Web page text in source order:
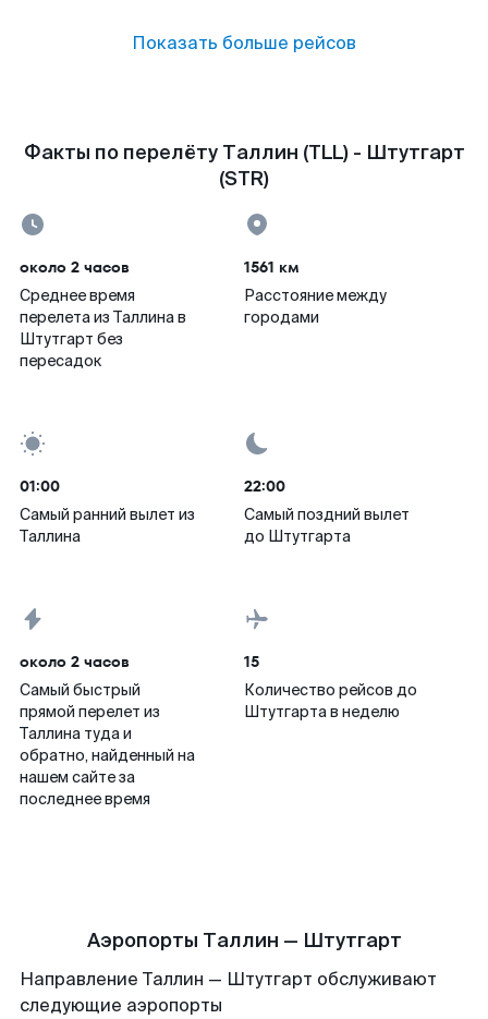
Показать больше рейсов
Факты по перелёту Таллин (TLL) - Штутгарт
(STR)
около 2 часов
Среднее время
перелета из Таллина в
Штутгарт без
пересадок
1561 км
Расстояние между
городами
01:00
Самый ранний вылет из
Таллина
22:00
Самый поздний вылет
до Штутгарта
около 2 часов
Самый быстрый
прямой перелет из
Таллина туда и
обратно, найденный на
нашем сайте за
последнее время
15
Количество рейсов до
Штутгарта в неделю
Аэропорты Таллин — Штутгарт
Направление Таллин — Штутгарт обслуживают
следующие аэропорты